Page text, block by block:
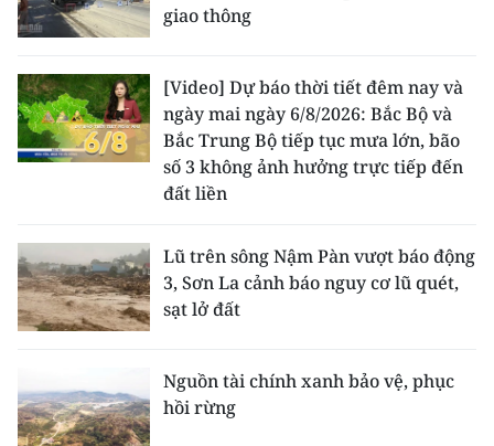
giao thông
[Video] Dự báo thời tiết đêm nay và
ngày mai ngày 6/8/2026: Bắc Bộ và
Bắc Trung Bộ tiếp tục mưa lớn, bão
số 3 không ảnh hưởng trực tiếp đến
đất liền
Lũ trên sông Nậm Pàn vượt báo động
3, Sơn La cảnh báo nguy cơ lũ quét,
sạt lở đất
Nguồn tài chính xanh bảo vệ, phục
hồi rừng